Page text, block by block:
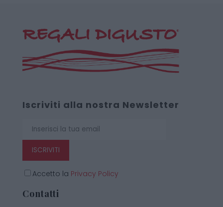
Iscriviti alla nostra Newsletter
ISCRIVITI
Accetto la Privacy Policy
Contatti